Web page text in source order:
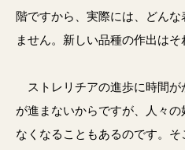
階ですから、実際には、どん
ません。新しい品種の作出はそ
ストレリチアの進歩に時間が
が進まないからですが、人々
なくなることもあるのです。